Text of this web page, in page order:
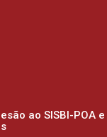
ao SISBI-POA e